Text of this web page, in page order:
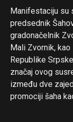
Manifestaciju su
predsednik
gradonačelnik
Mali Zvornik,
Republike
značaj ovog
između dve
promociji šaha